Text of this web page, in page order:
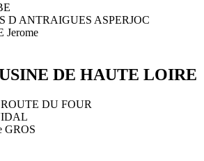
D ANTRAIGUES ASPERJOC
Jerome
DE HAUTE LOIRE
DU FOUR
GROS